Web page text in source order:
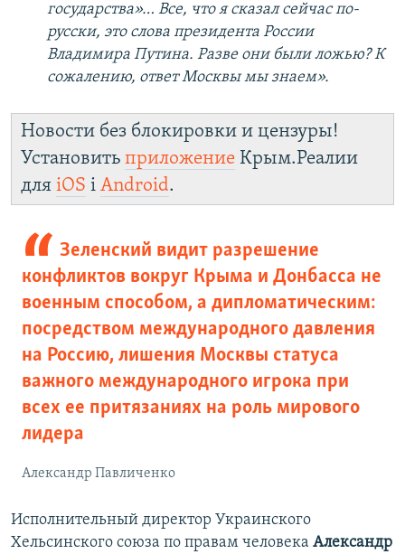
государства»… Все, что я сказал сейчас по-
русски, это слова президента России
Владимира Путина. Разве они были ложью? К
сожалению, ответ Москвы мы знаем».
Новости без блокировки и цензуры!
Установить приложение Крым.Реалии
для iOS і Android.
Зеленский видит разрешение
конфликтов вокруг Крыма и Донбасса не
военным способом, а дипломатическим:
посредством международного давления
на Россию, лишения Москвы статуса
важного международного игрока при
всех ее притязаниях на роль мирового
лидера
Александр Павличенко
Исполнительный директор Украинского
Хельсинского союза по правам человека Александр